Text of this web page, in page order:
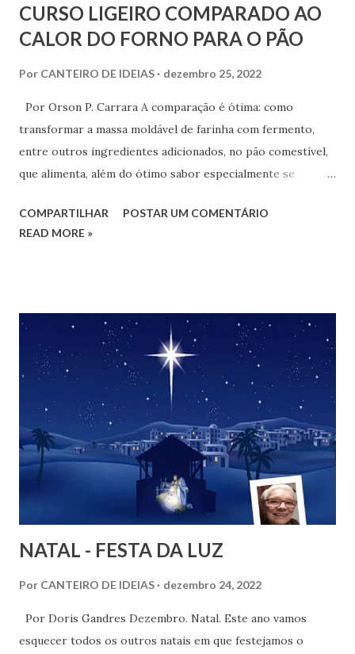
CURSO LIGEIRO COMPARADO AO
CALOR DO FORNO PARA O PÃO
Por CANTEIRO DE IDEIAS dezembro 25, 2022
Por Orson P. Carrara A comparação é ótima: como
transformar a massa moldável de farinha com fermento,
entre outros ingredientes adicionados, no pão comestível,
que alimenta, além do ótimo sabor especialmente se
brasileiro? Não é difícil responder. Claro, aquela massa terá
que ir ao forno e sofrer a alta temperatura, para que então
COMPARTILHAR
POSTAR UM COMENTÁRIO
READ MORE »
NATAL - FESTA DA LUZ
Por CANTEIRO DE IDEIAS dezembro 24, 2022
Por Doris Gandres Dezembro. Natal. Este ano vamos
esquecer todos os outros natais em que festejamos o